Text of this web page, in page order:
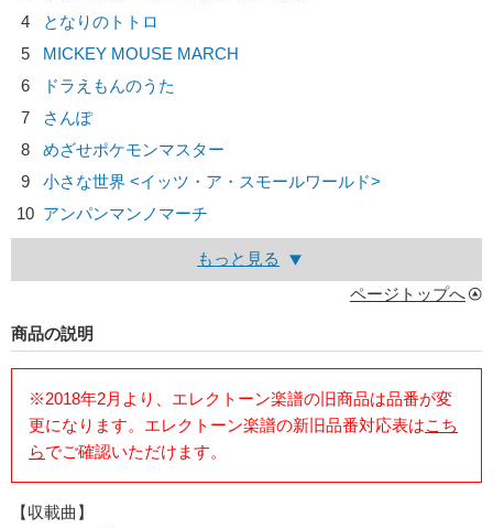
4
となりのトトロ
5
MICKEY MOUSE MARCH
6
ドラえもんのうた
7
さんぽ
8
めざせポケモンマスター
9
小さな世界 <イッツ・ア・スモールワールド>
10 アンパンマンノマーチ
もっと見る
ページトップへ
商品の説明
※2018年2月より、エレクトーン楽譜の旧商品は品番が変
更になります。エレクトーン楽譜の新旧品番対応表はこち
らでご確認いただけます。
【収載曲】